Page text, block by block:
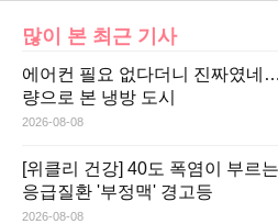
많이 본 최근 기사
에어컨 필요 없다더니 진짜였네
량으로 본 냉방 도시
2026-08-08
[위클리 건강] 40도 폭염이 부르
응급질환 '부정맥' 경고등
2026-08-08